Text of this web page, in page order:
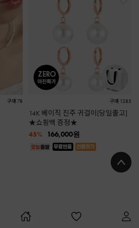
구매 78 구매 1285
14K 베이직 진주 귀걸이[당일출고]
★쇼핑백 증정★
166,000원
45%
지금 많이 찾는
JEWELRY